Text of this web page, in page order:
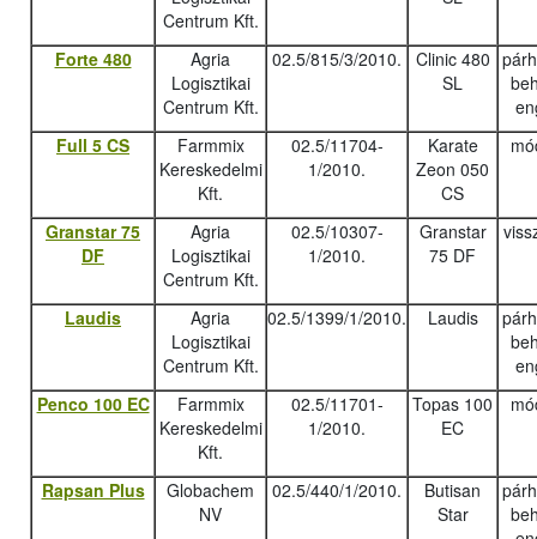
Centrum Kft.
Forte 480
Agria
Logisztikai
Centrum Kft.
02.5/815/3/2010.
Clinic 480
SL
Full 5 CS
Farmmix
Kereskedelmi
Kft.
02.5/11704-
1/2010.
Karate
Zeon 050
CS
Granstar 75
DF
Agria
Logisztikai
Centrum Kft.
02.5/10307-
1/2010.
Granstar
75 DF
Laudis
Agria
Logisztikai
Centrum Kft.
02.5/1399/1/2010. Laudis
Penco 100 EC
Farmmix
Kereskedelmi
Kft.
02.5/11701-
1/2010.
Topas 100
EC
Rapsan Plus
Globachem
NV
02.5/440/1/2010.
Butisan
Star